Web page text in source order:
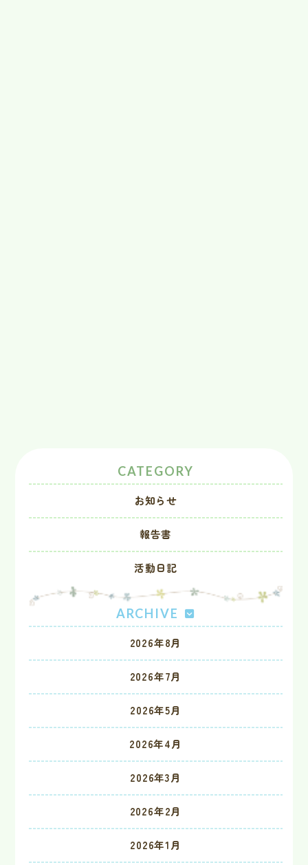
CATEGORY
お知らせ
報告書
活動日記
ARCHIVE
2026年8月
2026年7月
2026年5月
2026年4月
2026年3月
2026年2月
2026年1月